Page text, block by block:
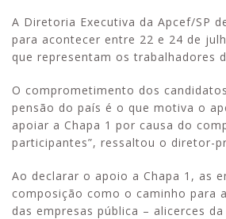
A Diretoria Executiva da Apcef/SP
para acontecer entre 22 e 24 de
que representam os trabalhadores
O comprometimento dos
pensão do país é o que motiva o
apoiar a Chapa 1 por causa do
participantes”, ressaltou o diretor-
Ao declarar o apoio a Chapa 1, as
composição como o caminho para
das empresas pública – alicerces